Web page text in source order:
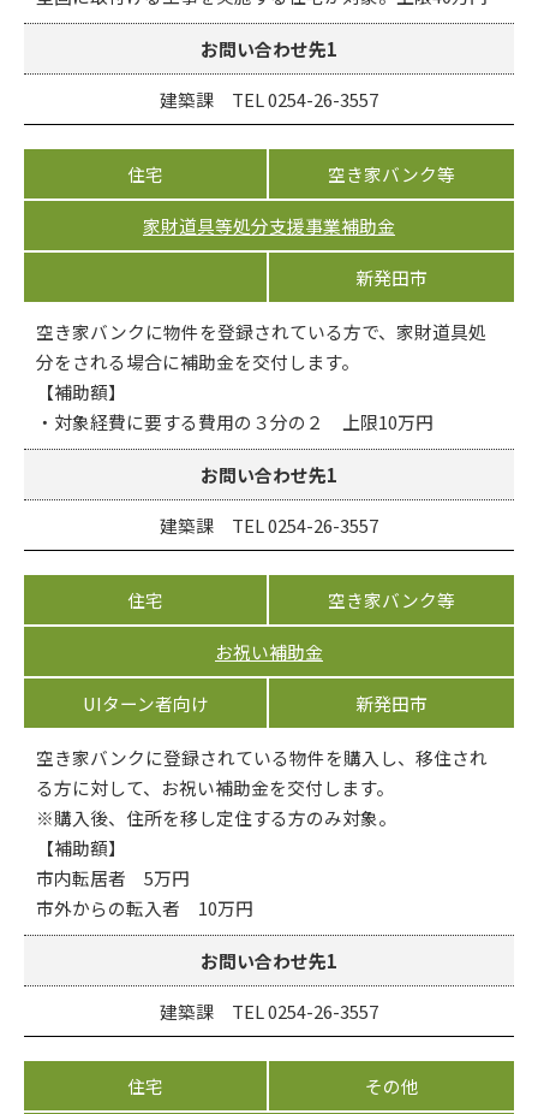
お問い合わせ先1
建築課 TEL 0254-26-3557
住宅 空き家バンク等
家財道具等処分支援事業補助金
新発田市
空き家バンクに物件を登録されている方で、家財道具処
分をされる場合に補助金を交付します。
【補助額】
・対象経費に要する費用の３分の２ 上限10万円
お問い合わせ先1
建築課 TEL 0254-26-3557
住宅 空き家バンク等
お祝い補助金
UIターン者向け 新発田市
空き家バンクに登録されている物件を購入し、移住され
る方に対して、お祝い補助金を交付します。
※購入後、住所を移し定住する方のみ対象。
【補助額】
市内転居者 5万円
市外からの転入者 10万円
お問い合わせ先1
建築課 TEL 0254-26-3557
住宅 その他